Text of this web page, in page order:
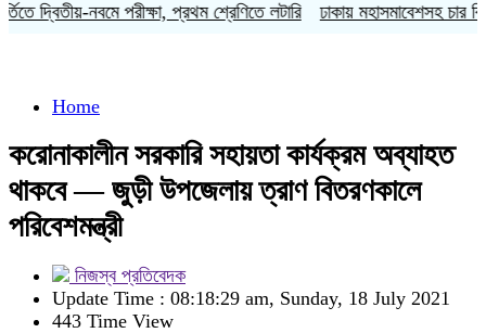
দ্বিতীয়-নবমে পরীক্ষা, প্রথম শ্রেণিতে লটারি ঢাকায় মহাসমাবেশসহ চার
Home
করোনাকালীন সরকারি সহায়তা কার্যক্রম অব্যাহত
থাকবে — জুড়ী উপজেলায় ত্রাণ বিতরণকালে
পরিবেশমন্ত্রী
নিজস্ব প্রতিবেদক
Update Time : 08:18:29 am, Sunday, 18 July 2021
443 Time View